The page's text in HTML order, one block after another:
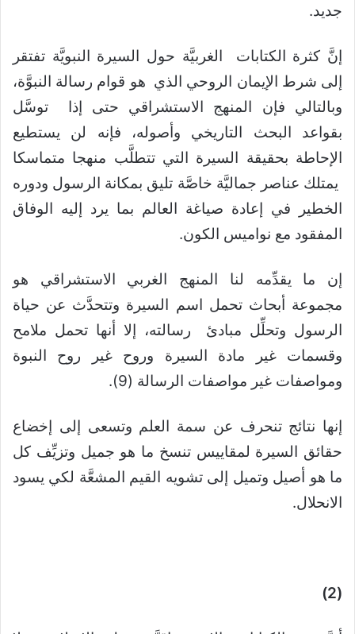
جديد.
إنَّ كثرة الكتابات الغربيَّة حول السيرة النبويَّة تفتقر
إلى شرط الإيمان الروحي الذي هو قوام رسالة النبوَّة،
وبالتالي فإن المنهج الاستشراقي حتى إذا توسَّل
بقواعد البحث التاريخي وأصوله، فإنه لن يستطيع
الإحاطة بحقيقة السيرة التي تتطلَّب منهجا متماسكا
يمتلك عناصر جماليَّة خاصَّة تليق بمكانة الرسول ودوره
الخطير في إعادة صياغة العالم بما يرد إليه الوفاق
المفقود مع نواميس الكون.
إن ما يقدِّمه لنا المنهج الغربي الاستشراقي هو
مجموعة أبحاث تحمل اسم السيرة وتتحدَّث عن حياة
الرسول وتحلِّل مبادئ رسالته، إلا أنها تحمل ملامح
وقسمات غير مادة السيرة وروح غير روح النبوة
ومواصفات غير مواصفات الرسالة (9).
إنها نتائج تنحرف عن سمة العلم وتسعى إلى إخضاع
حقائق السيرة لمقاييس تنسخ ما هو جميل وتزيِّف كل
ما هو أصيل وتميل إلى تشويه القيم المشعَّة لكي يسود
الانحلال.
(2)